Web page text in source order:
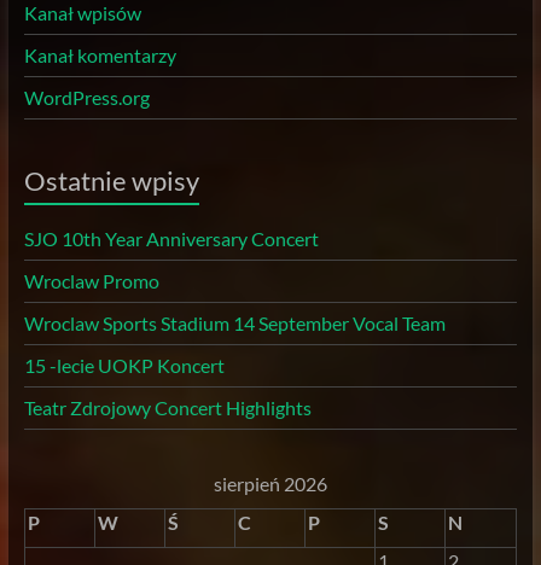
Kanał wpisów
Kanał komentarzy
WordPress.org
Ostatnie wpisy
SJO 10th Year Anniversary Concert
Wroclaw Promo
Wroclaw Sports Stadium 14 September Vocal Team
15 -lecie UOKP Koncert
Teatr Zdrojowy Concert Highlights
sierpień 2026
P
W Ś C P S
N